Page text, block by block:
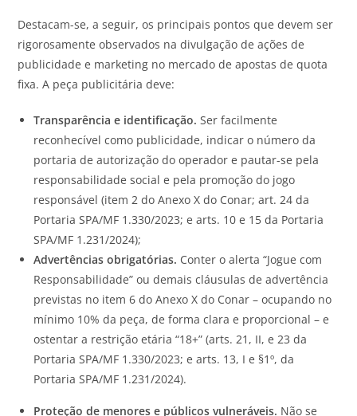
Destacam-se, a seguir, os principais pontos que devem ser
rigorosamente observados na divulgação de ações de
publicidade e marketing no mercado de apostas de quota
fixa. A peça publicitária deve:
Transparência e identificação. Ser facilmente
reconhecível como publicidade, indicar o número da
portaria de autorização do operador e pautar-se pela
responsabilidade social e pela promoção do jogo
responsável (item 2 do Anexo X do Conar; art. 24 da
Portaria SPA/MF 1.330/2023; e arts. 10 e 15 da Portaria
SPA/MF 1.231/2024);
Advertências obrigatórias. Conter o alerta “Jogue com
Responsabilidade” ou demais cláusulas de advertência
previstas no item 6 do Anexo X do Conar – ocupando no
mínimo 10% da peça, de forma clara e proporcional – e
ostentar a restrição etária “18+” (arts. 21, II, e 23 da
Portaria SPA/MF 1.330/2023; e arts. 13, I e §1º, da
Portaria SPA/MF 1.231/2024).
Proteção de menores e públicos vulneráveis. Não se